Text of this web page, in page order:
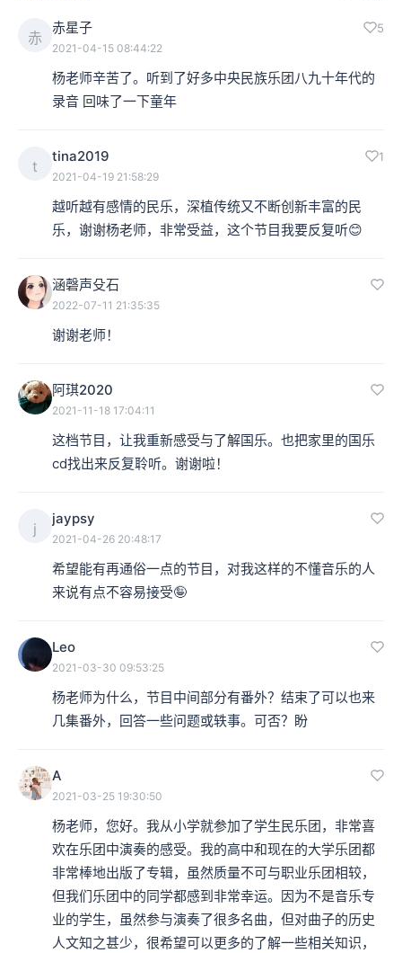
赤
赤星子 5
2021-04-15 08:44:22
杨老师辛苦了。听到了好多中央民族乐团八九十年代的
录音 回味了一下童年
t
tina2019 1
2021-04-19 21:58:29
越听越有感情的民乐，深植传统又不断创新丰富的民
乐，谢谢杨老师，非常受益，这个节目我要反复听😊
涵磬声殳石
2022-07-11 21:35:35
谢谢老师！
阿琪2020
2021-11-18 17:04:11
这档节目，让我重新感受与了解国乐。也把家里的国乐
cd找出来反复聆听。谢谢啦！
j
jaypsy
2021-04-26 20:48:17
希望能有再通俗一点的节目，对我这样的不懂音乐的人
来说有点不容易接受🤪
Leo
2021-03-30 09:53:25
杨老师为什么，节目中间部分有番外？结束了可以也来
几集番外，回答一些问题或轶事。可否？盼
A
2021-03-25 19:30:50
杨老师，您好。我从小学就参加了学生民乐团，非常喜
欢在乐团中演奏的感受。我的高中和现在的大学乐团都
非常棒地出版了专辑，虽然质量不可与职业乐团相较，
但我们乐团中的同学都感到非常幸运。因为不是音乐专
业的学生，虽然参与演奏了很多名曲，但对曲子的历史
人文知之甚少，很希望可以更多的了解一些相关知识，